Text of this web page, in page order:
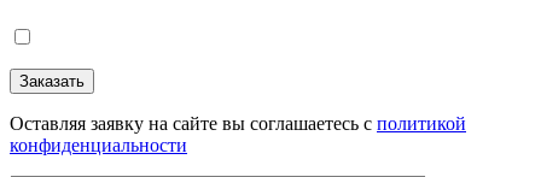
Оставляя заявку на сайте вы соглашаетесь с политикой
конфиденциальности